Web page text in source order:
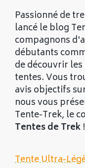
Passionné de
lancé le blog
compagnons
débutants
de découvrir
tentes. Vous
avis objectifs
nous vous
Tente-Trek, le
Tentes de Trek !
Tente Ultra-